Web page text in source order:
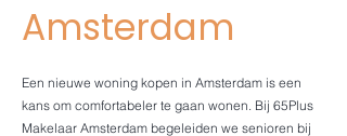
Amsterdam
Een nieuwe woning kopen in Amsterdam is een
kans om comfortabeler te gaan wonen. Bij 65Plus
Makelaar Amsterdam begeleiden we senioren bij